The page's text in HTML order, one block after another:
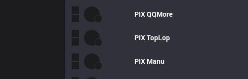
PIXQQMore
PIXTopLop
PIX Manu